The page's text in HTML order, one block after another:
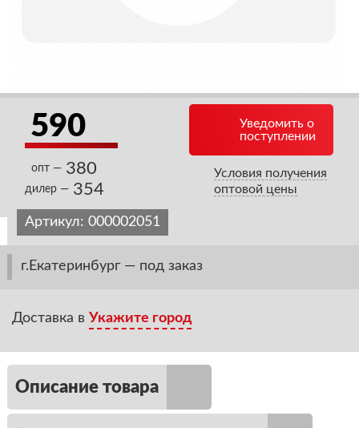
590
опт — 380
дилер — 354
Уведомить о
поступлении
Условия получения
оптовой цены
Артикул: 000002051
г.Екатеринбург — под заказ
Доставка в Укажите город
Описание товара